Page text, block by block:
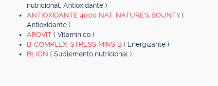
nutricional, Antioxidante )
ANTIOXIDANTE 4000 NAT. NATURE'S BOUNTY(
Antioxidante )
AROVIT ( Vitamínico )
B-COMPLEX-STRESS MINS B ( Energizante )
B1 ION ( Suplemento nutricional )